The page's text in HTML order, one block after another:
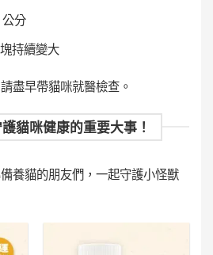
公分
持續變大
盡早帶貓咪就醫檢查。
貓咪健康的重要大事！
養貓的朋友們，一起守護小怪獸